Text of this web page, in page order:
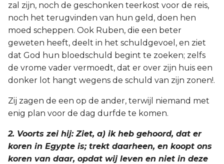
zal zijn, noch de geschonken teerkost voor de reis,
noch het terugvinden van hun geld, doen hen
moed scheppen. Ook Ruben, die een beter
geweten heeft, deelt in het schuldgevoel, en ziet
dat God hun bloedschuld begint te zoeken; zelfs
de vrome vader vermoedt, dat er over zijn huis een
donker lot hangt wegens de schuld van zijn zonen!.
Zij zagen de een op de ander, terwijl niemand met
enig plan voor de dag durfde te komen.
2. Voorts zei hij: Ziet, a) ik heb gehoord, dat er
koren in Egypte is; trekt daarheen, en koopt ons
koren van daar, opdat wij leven en niet in deze